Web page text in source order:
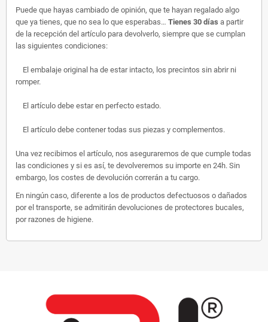
Puede que hayas cambiado de opinión, que te hayan regalado algo
que ya tienes, que no sea lo que esperabas… Tienes 30 días a partir
de la recepción del artículo para devolverlo, siempre que se cumplan
las siguientes condiciones:
El embalaje original ha de estar intacto, los precintos sin abrir ni
romper.
El artículo debe estar en perfecto estado.
El artículo debe contener todas sus piezas y complementos.
Una vez recibimos el artículo, nos aseguraremos de que cumple todas
las condiciones y si es así, te devolveremos su importe en 24h. Sin
embargo, los costes de devolución correrán a tu cargo.
En ningún caso, diferente a los de productos defectuosos o dañados
por el transporte, se admitirán devoluciones de protectores bucales,
por razones de higiene.